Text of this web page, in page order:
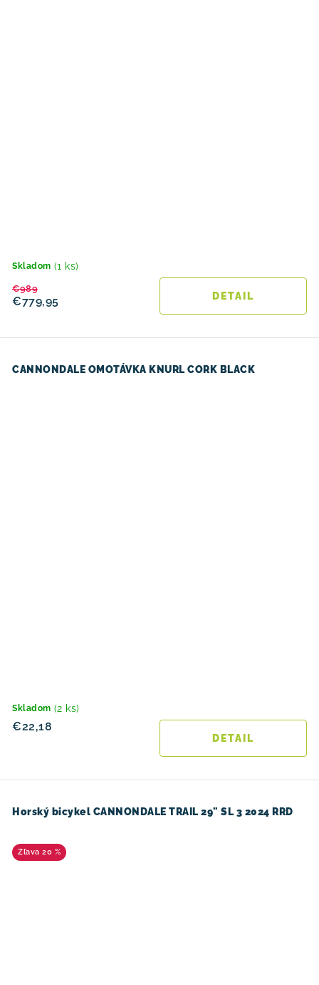
Skladom (1 ks)
€779,95
€989
DETAIL
CANNONDALE OMOTÁVKA KNURL CORK BLACK
Skladom (2 ks)
€22,18
DETAIL
Horský bicykel CANNONDALE TRAIL 29" SL 3 2024 RRD
20 %